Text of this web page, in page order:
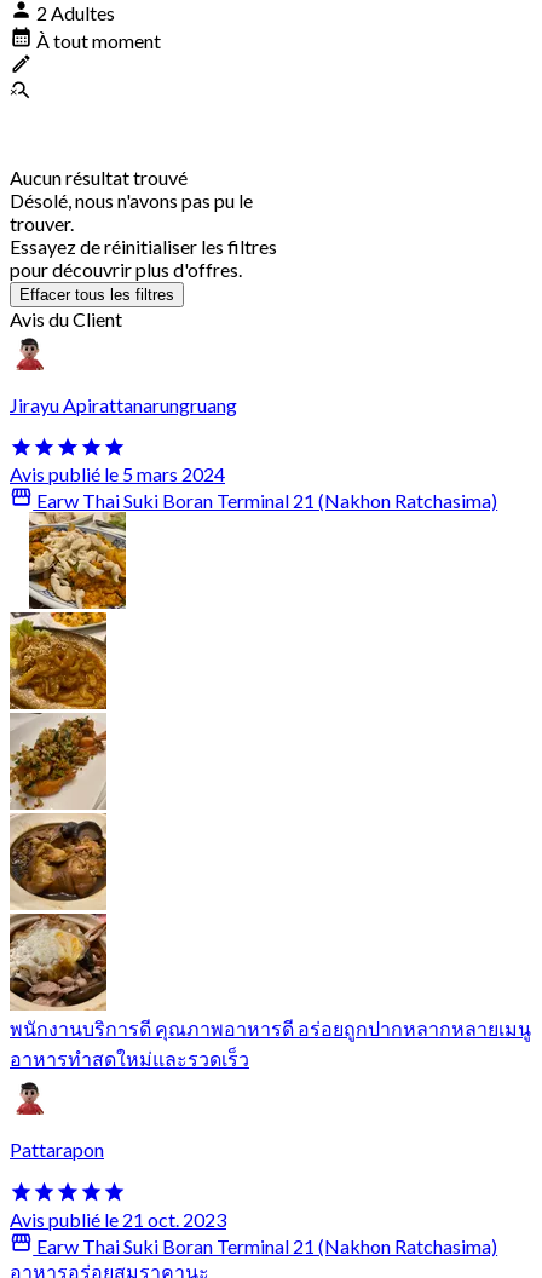
2 Adultes
À tout moment
Aucun résultat trouvé
Désolé, nous n'avons pas pu le
trouver.
Essayez de réinitialiser les filtres
pour découvrir plus d'offres.
Effacer tous les filtres
Avis du Client
Jirayu Apirattanarungruang
Avis publié le 5 mars 2024
Earw Thai Suki Boran Terminal 21 (Nakhon Ratchasima)
พนักงานบริการดี คุณภาพอาหารดี อร่อยถูกปากหลากหลายเมนู
อาหารทำสดใหม่และรวดเร็ว
Pattarapon
Avis publié le 21 oct. 2023
Earw Thai Suki Boran Terminal 21 (Nakhon Ratchasima)
อาหารอร่อยสมราคานะ